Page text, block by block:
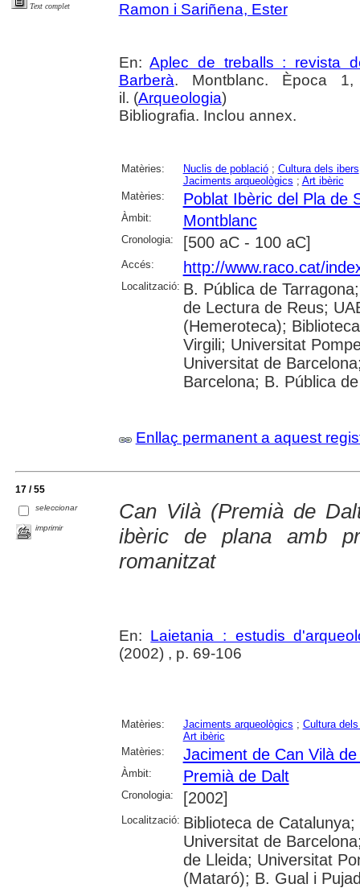
Text complet Ramon i Sariñena, Ester
En:Aplec de treballs : revista
Barberà. Montblanc. Època
il. (Arqueologia)
Bibliografia. Inclou annex.
Matèries: Nuclis de població; Cultura dels ibers
Jaciments arqueològics ; Art ibèric
Matèries:
Poblat Ibèric del Pla de
Àmbit: Montblanc
Cronologia: [500 aC - 100 aC]
Accés: http://www.raco.cat/
Localització: B. Pública de
de Lectura de Reus;
(Hemeroteca);
Virgili; Universitat
Universitat de
Barcelona; B. Pública
Enllaç permanent a aquest
17 / 55
seleccionar
imprimir
Can Vilà (Premià de
ibèric de plana amb
romanitzat
En: Laietania : estudis
(2002) , p. 69-106
Matèries: Jaciments arqueològics ; Cultura
Art ibèric
Matèries:
Jaciment de Can Vilà
Àmbit: Premià de Dalt
Cronologia: [2002]
Localització: Biblioteca de
Universitat de
de Lleida; Universitat
(Mataró); B. Gual i